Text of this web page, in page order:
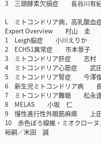
3 三頭酵素欠損症 長谷川有
L ミトコンドリア病，高乳酸血
Expert Overview 村山 圭
1 Leigh脳症 小川えりか
2 ECHS1異常症 市本景子
3 ミトコンドリア肝症 志村
4 ミトコンドリア心筋症 武
5 ミトコンドリア腎症 今澤
6 新生児ミトコンドリア病
7 ミトコンドリア難聴 松永
8 MELAS 小坂 仁
9 慢性進行性外眼筋麻痺 上田
10 赤色ぼろ線維・ミオクロー
裕嗣／米田 誠